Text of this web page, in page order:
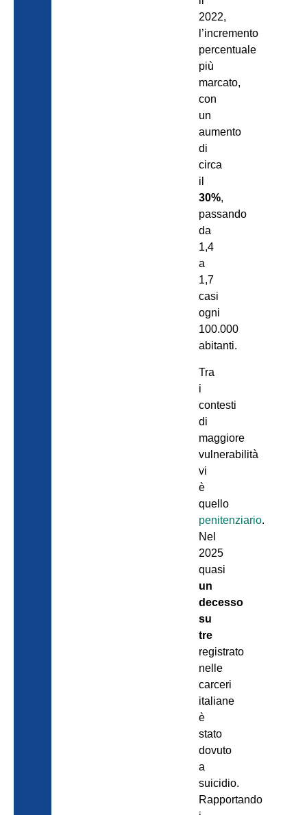
2022,
l’incremento
percentuale
più
marcato,
con
un
aumento
di
circa
il
30%,
passando
da
1,4
a
1,7
casi
ogni
100.000
abitanti.
Tra
i
contesti
di
maggiore
vulnerabilità
vi
è
quello
penitenziario.
Nel
2025
quasi
un
decesso
su
tre
registrato
nelle
carceri
italiane
è
stato
dovuto
a
suicidio.
Rapportando